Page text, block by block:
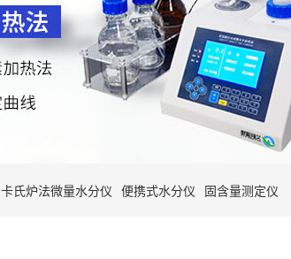
卡氏炉法微量水分仪 便携式水分仪 固含量测定仪